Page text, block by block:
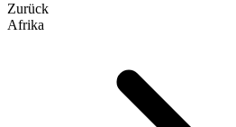
Zurück
Afrika